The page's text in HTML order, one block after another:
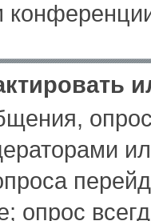
опрос